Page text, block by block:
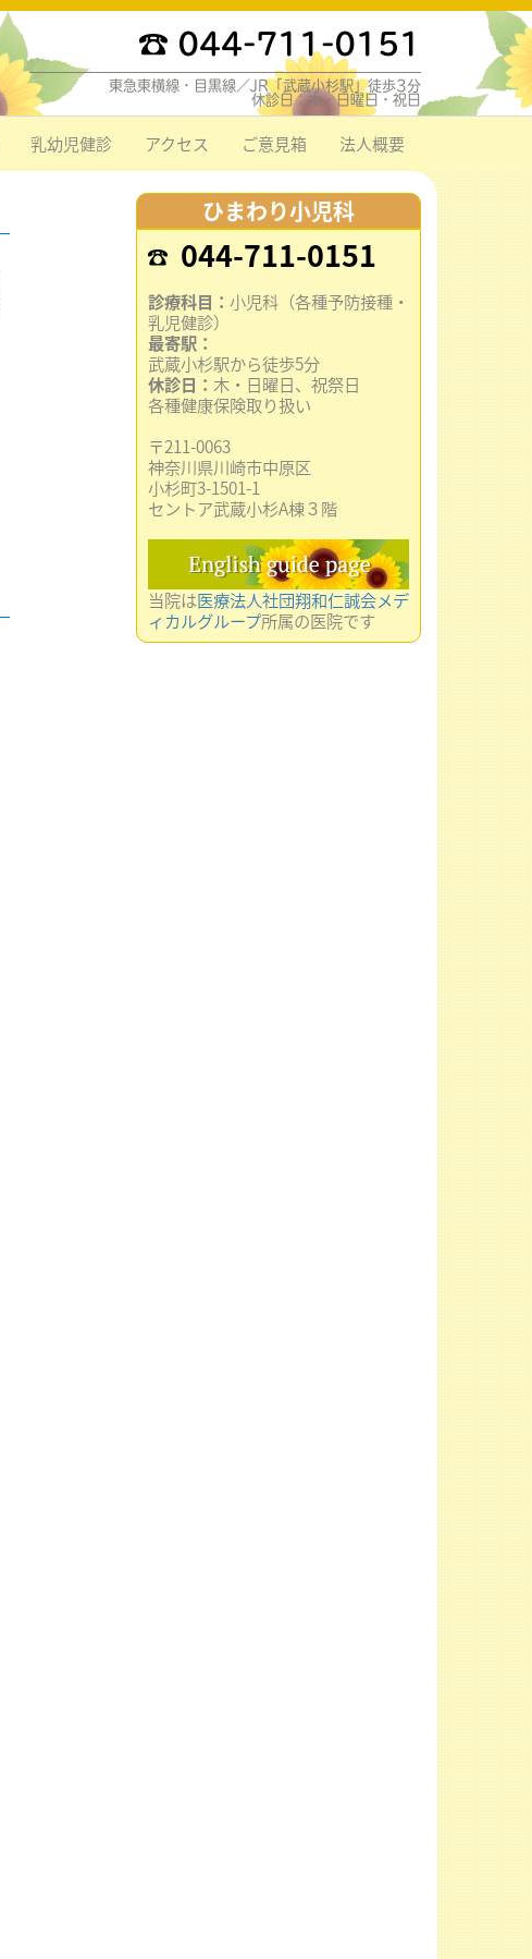
044-711-0151
東急東横線・目黒線／JR「武蔵小杉駅」徒歩3分
休診日：木・日曜日・祝日
乳幼児健診 アクセス ご意見箱 法人概要
ひまわり小児科
044-711-0151
診療科目： 小児科（各種予防接種・
乳児健診）
最寄駅：
武蔵小杉駅から徒歩5分
休診日： 木・日曜日、祝祭日
各種健康保険取り扱い
〒211-0063
神奈川県川崎市中原区
小杉町3-1501-1
セントア武蔵小杉A棟３階
当院は医療法人社団翔和仁誠会メデ
ィカルグループ所属の医院です